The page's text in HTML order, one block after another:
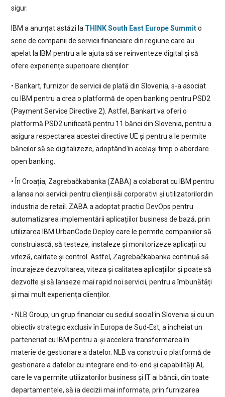
sigur.
IBM a anunțat astăzi la THINK South East Europe Summito
serie de companii de servicii financiare din regiune care au
apelat la IBM pentru a le ajuta să se reinventeze digital și să
ofere experiențe superioare clienților:
• Bankart, furnizor de servicii de plată din Slovenia, s-a asociat
cu IBM pentru a crea o platformă de open banking pentru PSD2
(Payment Service Directive 2). Astfel, Bankart va oferi o
platformă PSD2 unificată pentru 11 bănci din Slovenia, pentru a
asigura respectarea acestei directive UE și pentru a le permite
băncilor să se digitalizeze, adoptând în același timp o abordare
open banking.
• În Croația, Zagrebačkabanka (ZABA) a colaborat cu IBM pentru
a lansa noi servicii pentru clienții săi corporativi și utilizatorilordin
industria de retail. ZABA a adoptat practici DevOps pentru
automatizarea implementării aplicațiilor business de bază, prin
utilizarea IBM UrbanCode Deploy care le permite companiilor să
construiască, să testeze, instaleze și monitorizeze aplicații cu
viteză, calitate și control. Astfel, Zagrebačkabanka continuă să
încurajeze dezvoltarea, viteza și calitatea aplicațiilor și poate să
dezvolte și să lanseze mai rapid noi servicii, pentru a îmbunătăți
și mai mult experiența clienților.
• NLB Group, un grup financiar cu sediul social în Slovenia și cu un
obiectiv strategic exclusiv în Europa de Sud-Est, a încheiat un
parteneriat cu IBM pentru a-și accelera transformarea în
materie de gestionare a datelor. NLB va construi o platformă de
gestionare a datelor cu integrare end-to-end și capabilități AI,
care le va permite utilizatorilor business și IT ai băncii, din toate
departamentele, să ia decizii mai informate, prin furnizarea